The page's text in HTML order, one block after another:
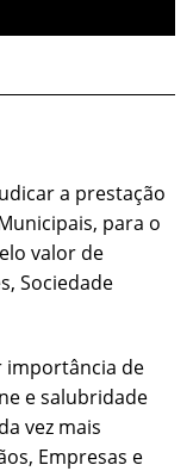
a prestação
para o
valor de
Sociedade
importância de
e salubridade
vez mais
Empresas e